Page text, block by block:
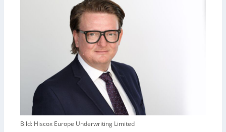
Bild: Hiscox Europe Underwriting Limited